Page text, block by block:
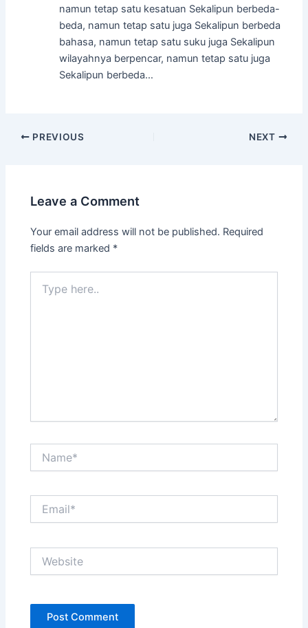
namun tetap satu kesatuan Sekalipun berbeda-
beda, namun tetap satu juga Sekalipun berbeda
bahasa, namun tetap satu suku juga Sekalipun
wilayahnya berpencar, namun tetap satu juga
Sekalipun berbeda…
Post
PREVIOUS NEXT
Leave a Comment
Your email address will not be published. Required
fields are marked *
here..